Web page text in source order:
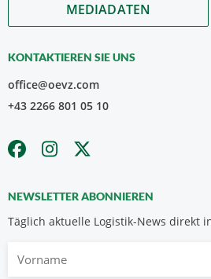
MEDIADATEN
KONTAKTIEREN SIE UNS
office@oevz.com
+43 2266 801 05 10
NEWSLETTER ABONNIEREN
Täglich aktuelle Logistik-News direkt
Vorname